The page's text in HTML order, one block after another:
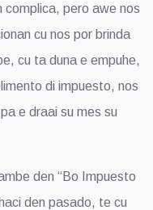
complica, pero awe nos
cu nos por brinda
cu ta duna e empuhe,
di impuesto, nos
e draai su mes su
den “Bo Impuesto
den pasado, te cu